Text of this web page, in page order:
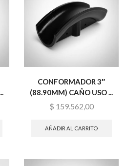
CONFORMADOR 3″
(88.90MM) CAÑO USO ...
$ 159.562,00
AÑADIR AL CARRITO